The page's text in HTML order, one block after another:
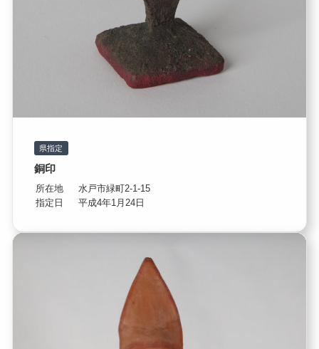
県指定
銅印
所在地
水戸市緑町2-1-15
指定日
平成4年1月24日